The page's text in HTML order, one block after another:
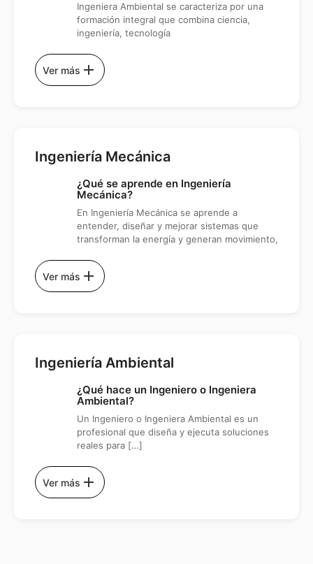
Ingeniera Ambiental se caracteriza por una
formación integral que combina ciencia,
ingeniería, tecnología
Ver más add
Ingeniería Mecánica
¿Qué se aprende en Ingeniería
Mecánica?
En Ingeniería Mecánica se aprende a
entender, diseñar y mejorar sistemas que
transforman la energía y generan movimiento,
Ver más add
Ingeniería Ambiental
¿Qué hace un Ingeniero o Ingeniera
Ambiental?
Un Ingeniero o Ingeniera Ambiental es un
profesional que diseña y ejecuta soluciones
reales para […]
Ver más add